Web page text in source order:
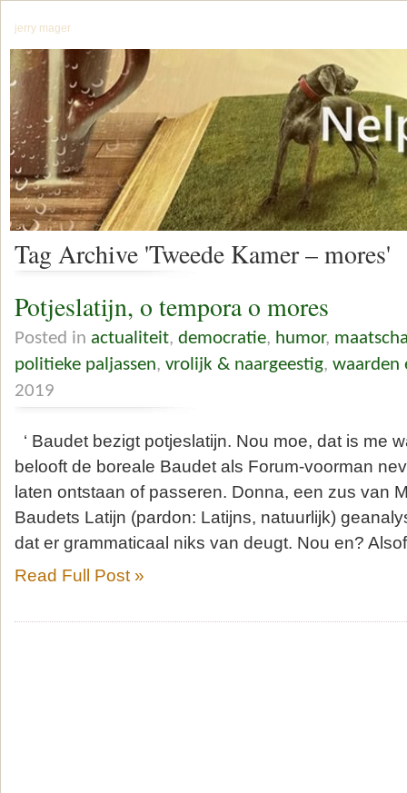
jerry mager
Tag Archive 'Tweede Kamer – mores'
Potjeslatijn, o tempora o mores
Posted in actualiteit, democratie, humor,
politieke paljassen, vrolijk & naargeestig, waarden
2019
‘ Baudet bezigt potjeslatijn. Nou moe, dat is me
belooft de boreale Baudet als Forum-voorman
laten ontstaan of passeren. Donna, een zus van
Baudets Latijn (pardon: Latijns, natuurlijk)
dat er grammaticaal niks van deugt. Nou en?
Read Full Post »